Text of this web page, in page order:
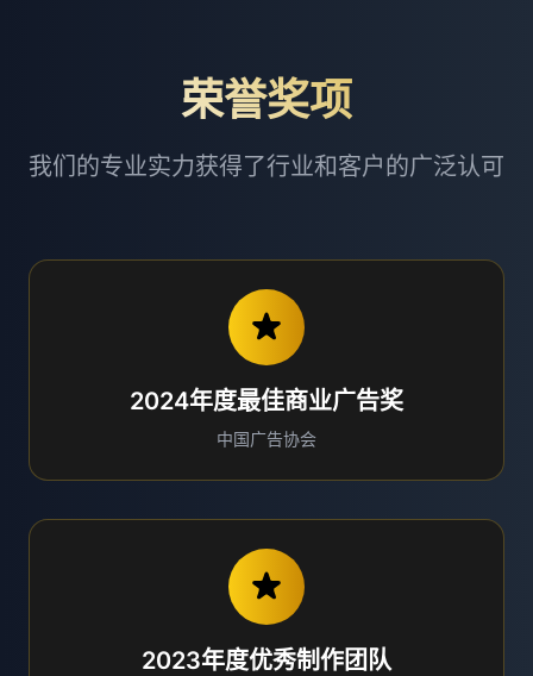
荣誉奖项
我们的专业实力获得了行业和客户的广泛认可
2024年度最佳商业广告奖
中国广告协会
2023年度优秀制作团队